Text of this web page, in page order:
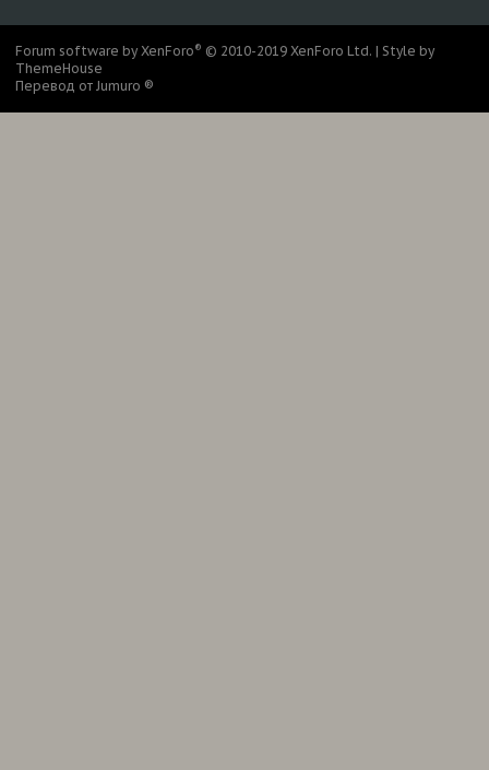
Forum software by XenForo® © 2010-2019 XenForo Ltd. | Style by
ThemeHouse
Перевод от Jumuro ®